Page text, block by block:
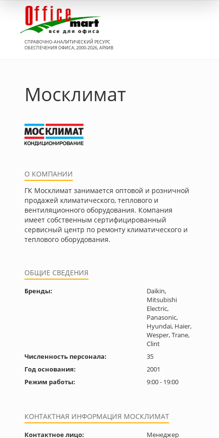
СПРАВОЧНО-АНАЛИТИЧЕСКИЙ РЕСУРС
ОБЕСПЕЧЕНИЯ ОФИСА, 2000-2026, АРХИВ
Москлимат
О КОМПАНИИ
ГК Москлимат занимается оптовой и розничной
продажей климатического, теплового и
вентиляционного оборудования. Компания
имеет собственным сертифицированный
сервисный центр по ремонту климатического и
теплового оборудования.
ОБЩИЕ СВЕДЕНИЯ
Бренды:
Daikin,
Mitsubishi
Electric,
Panasonic,
Hyundai, Haier,
Wesper, Trane,
Clint
Численность персонала:
35
Год основания:
2001
Режим работы:
9:00 - 19:00
КОНТАКТНАЯ ИНФОРМАЦИЯ МОСКЛИМАТ
Контактное лицо: Менеджер